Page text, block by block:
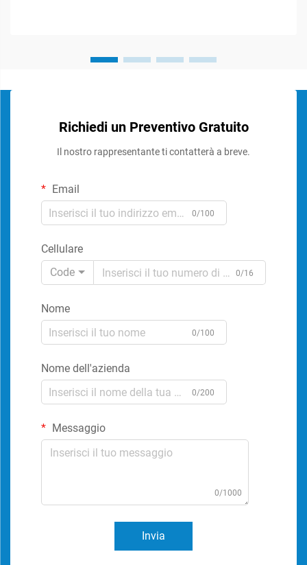
Richiedi un Preventivo Gratuito
Il nostro rappresentante ti contatterà a breve.
Email
0/100
Cellulare
Code
0/16
Nome
0/100
Nome dell'azienda
0/200
Messaggio
0/1000
Invia